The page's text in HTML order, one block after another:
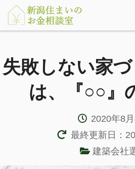
失敗しない家
は、『○○』
2020年8月
最終更新日：
建築会社